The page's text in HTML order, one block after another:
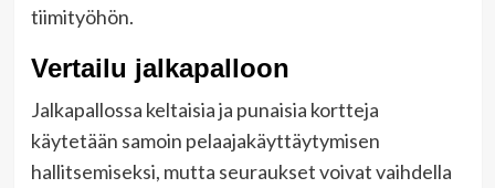
tiimityöhön.
Vertailu jalkapalloon
Jalkapallossa keltaisia ja punaisia kortteja
käytetään samoin pelaajakäyttäytymisen
hallitsemiseksi, mutta seuraukset voivat vaihdella